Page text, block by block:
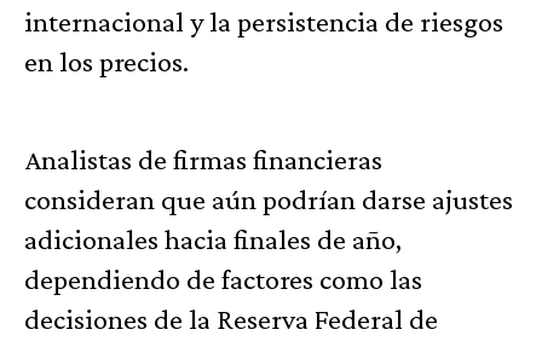
internacional y la persistencia de riesgos
en los precios.
Analistas de firmas financieras
consideran que aún podrían darse ajustes
adicionales hacia finales de año,
dependiendo de factores como las
decisiones de la Reserva Federal de